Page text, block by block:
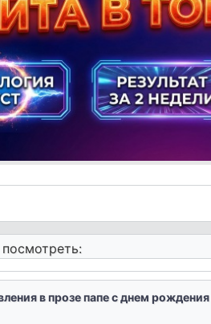
в прозе папе с днем рождения